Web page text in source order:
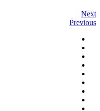
Next
Previous